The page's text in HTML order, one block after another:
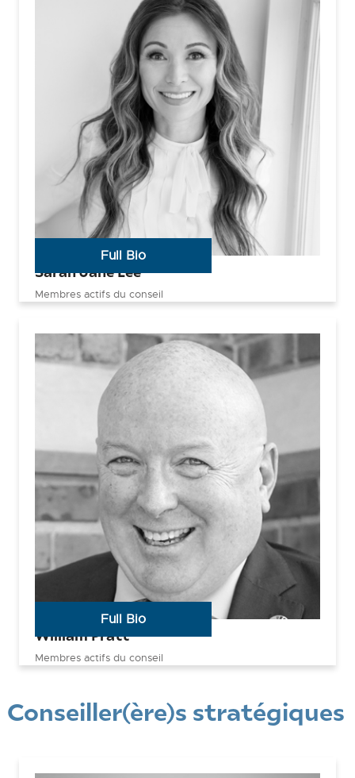
Sarah Jane Lee
Membres actifs du conseil
Full Bio
William Pratt
Membres actifs du conseil
Full Bio
Conseiller(ère)s stratégiques